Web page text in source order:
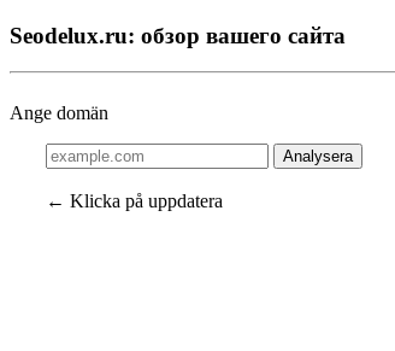
Seodelux.ru: обзор вашего сайта
Ange domän
Analysera
← Klicka på uppdatera